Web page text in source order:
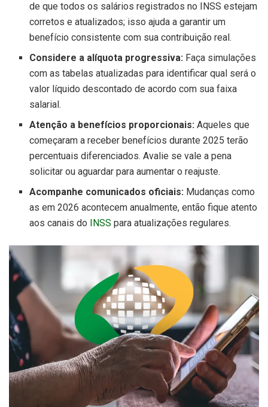
de que todos os salários registrados no INSS estejam
corretos e atualizados; isso ajuda a garantir um
benefício consistente com sua contribuição real.
Considere a alíquota progressiva: Faça simulações
com as tabelas atualizadas para identificar qual será o
valor líquido descontado de acordo com sua faixa
salarial.
Atenção a benefícios proporcionais: Aqueles que
começaram a receber benefícios durante 2025 terão
percentuais diferenciados. Avalie se vale a pena
solicitar ou aguardar para aumentar o reajuste.
Acompanhe comunicados oficiais: Mudanças como
as em 2026 acontecem anualmente, então fique atento
aos canais do
INSS para atualizações regulares.